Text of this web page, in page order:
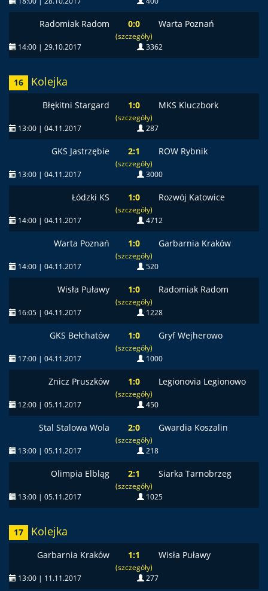
Radomiak Radom 0:0
(szczegóły)
Warta Poznań
14:00 | 29.10.2017 3362
16 Kolejka
Błękitni Stargard 1:0
(szczegóły)
MKS Kluczbork
13:00 | 04.11.2017 287
GKS Jastrzębie 2:1
(szczegóły)
ROW Rybnik
13:00 | 04.11.2017 3000
Łódzki KS 1:0
(szczegóły)
Rozwój Katowice
14:00 | 04.11.2017 4712
Warta Poznań 1:0
(szczegóły)
Garbarnia Kraków
14:00 | 04.11.2017 520
Wisła Puławy 1:0
(szczegóły)
Radomiak Radom
16:05 | 04.11.2017 1228
GKS Bełchatów 1:0
(szczegóły)
Gryf Wejherowo
17:00 | 04.11.2017 1000
Znicz Pruszków 1:0
(szczegóły)
Legionovia Legionowo
12:00 | 05.11.2017 450
Stal Stalowa Wola 2:0
(szczegóły)
Gwardia Koszalin
13:00 | 05.11.2017 218
Olimpia Elbląg 2:1
(szczegóły)
Siarka Tarnobrzeg
13:00 | 05.11.2017 1025
17 Kolejka
Garbarnia Kraków 1:1
(szczegóły)
Wisła Puławy
13:00 | 11.11.2017 277